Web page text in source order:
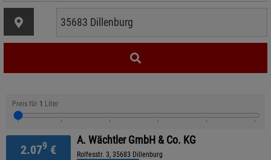
Preis für 1 Liter
2.079 €
A. Wächtler GmbH & Co. KG
Rolfesstr. 3, 35683 Dillenburg